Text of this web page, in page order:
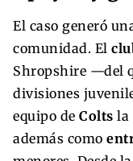
El caso generó
comunidad. El
Shropshire —del
divisiones
equipo de Colts la
además como